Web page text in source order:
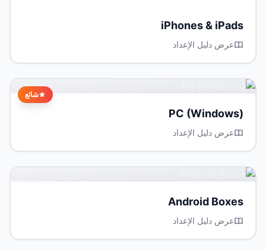
iPhones & iPads
عرض دليل الإعداد
شائع
PC (Windows)
عرض دليل الإعداد
Android Boxes
عرض دليل الإعداد